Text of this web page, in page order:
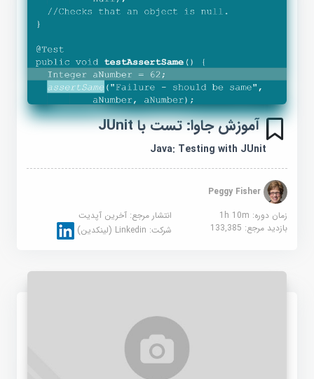
آموزش جاوا: تست با JUnit
Java: Testing with JUnit
Peggy Fisher
زمان دوره: 1h 10m
انتشار مرجع:آخرین آپدیت
بازدید مرجع:133,385 شرکت:Linkedin (لینکدین)